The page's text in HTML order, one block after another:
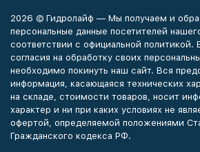
2026 © Гидролайф — Мы получаем и
персональные данные посетителей
соответствии с официальной политикой.
согласия на обработку своих
необходимо покинуть наш сайт. Вся
информация, касающаяся технических
на складе, стоимости товаров, носит
характер и ни при каких условиях не
офертой, определяемой положениями
Гражданского кодекса РФ.